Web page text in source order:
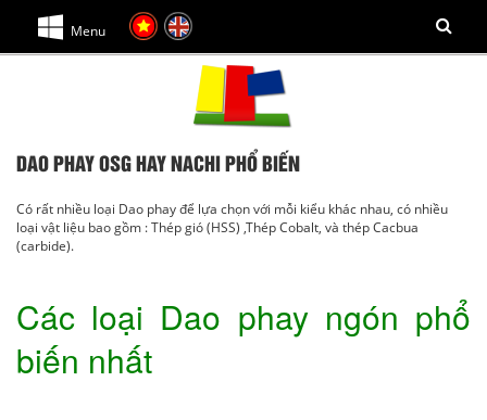
Menu
DAO PHAY OSG HAY NACHI PHỔ BIẾN
Có rất nhiều loại Dao phay để lựa chọn với mỗi kiểu khác nhau, có nhiều
loại vật liệu bao gồm : Thép gió (HSS) ,Thép Cobalt, và thép Cacbua
(carbide).
Các loại Dao phay ngón phổ
biến nhất